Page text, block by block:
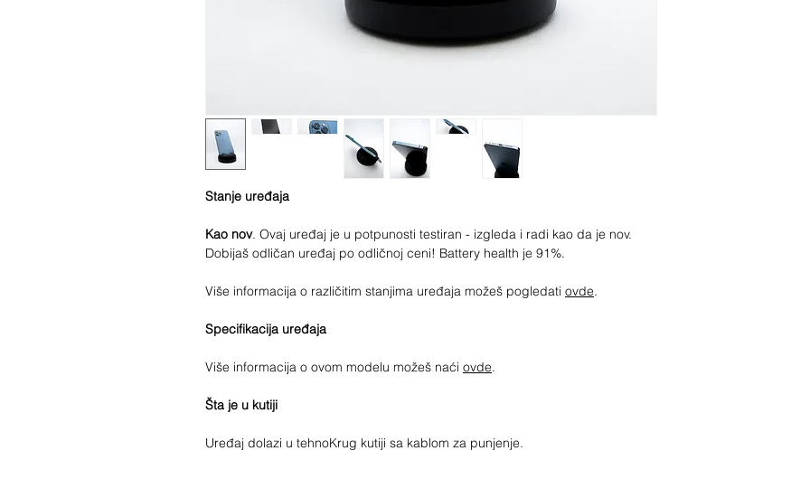
Stanje uređaja
Kao nov. Ovaj uređaj je u potpunosti testiran - izgleda i radi kao da je nov.
Dobijaš odličan uređaj po odličnoj ceni! Battery health je 91%.
Više informacija o različitim stanjima uređaja možeš pogledati ovde.
Specifikacija uređaja
Više informacija o ovom modelu možeš naći ovde.
Šta je u kutiji
Uređaj dolazi u tehnoKrug kutiji sa kablom za punjenje.